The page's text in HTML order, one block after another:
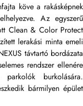
köve a rakásképnek
Az egyszerű
Clean & Color Protect
lerakási minta emeli
távtartó bordázata
rendszer ellenére
burkolására.
bármilyen épület